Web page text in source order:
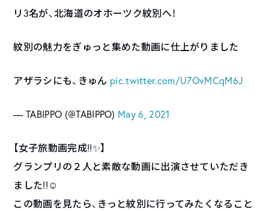
リ3名が、北海道のオホーツク紋別へ！
紋別の魅力をぎゅっと集めた動画に仕上がりました
アザラシにも、きゅん pic.twitter.com/U7OvMCqM6J
— TABIPPO (@TABIPPO) May 6, 2021
【女子旅動画完成!!✨】
グランプリの２人と素敵な動画に出演させていただき
ました!!☺️
この動画を見たら、きっと紋別に行ってみたくなること